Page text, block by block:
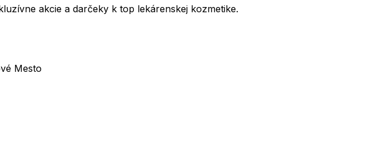
akcie a darčeky k top lekárenskej kozmetike.
Mesto